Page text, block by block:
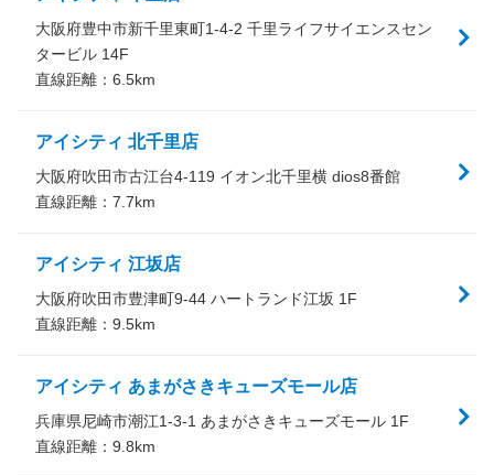
大阪府豊中市新千里東町1-4-2 千里ライフサイエンスセン
タービル 14F
直線距離： 6.5km
アイシティ 北千里店
大阪府吹田市古江台4-119 イオン北千里横 dios8番館
直線距離： 7.7km
アイシティ 江坂店
大阪府吹田市豊津町9-44 ハートランド江坂 1F
直線距離： 9.5km
アイシティ あまがさきキューズモール店
兵庫県尼崎市潮江1-3-1 あまがさきキューズモール 1F
直線距離： 9.8km